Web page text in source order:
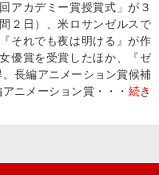
アカデミー賞授賞式」が３
２日）、米ロサンゼルスで
それでも夜は明ける』が作
優賞を受賞したほか、『ゼ
長編アニメーション賞候補
ニメーション賞・・・ 続き